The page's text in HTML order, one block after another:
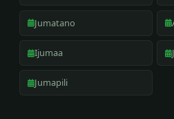
Jumatano
Ijumaa
Jumapili